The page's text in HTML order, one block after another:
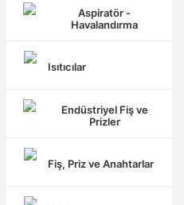
Aspiratör -
Havalandırma
Isıtıcılar
Endüstriyel Fiş ve
Prizler
Fiş, Priz ve Anahtarlar